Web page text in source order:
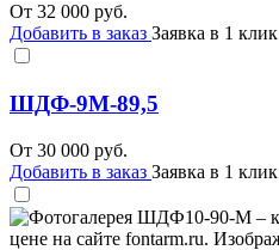
От 32 000 руб.
Добавить в заказ Заявка в 1 клик
ШДФ-9М-89,5
От 30 000 руб.
Добавить в заказ Заявка в 1 клик